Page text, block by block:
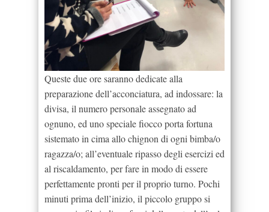
Queste due ore saranno dedicate alla
preparazione dell’acconciatura, ad indossare: la
divisa, il numero personale assegnato ad
ognuno, ed uno speciale fiocco porta fortuna
sistemato in cima allo chignon di ogni bimba/o
ragazza/o; all’eventuale ripasso degli esercizi ed
al riscaldamento, per fare in modo di essere
perfettamente pronti per il proprio turno. Pochi
minuti prima dell’inizio, il piccolo gruppo si